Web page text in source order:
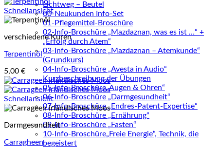
Lichtweg – Beutel
00-Neukunden Info-Set
01-Pflegemittel-Broschüre
02-Info-Broschüre „Mazdaznan, was es ist …“ +
„Erfolg durch Atem“
03-Info-Broschüre „Mazdaznan – Atemkunde“
(Grundkurs)
04-Info-Broschüre „Avesta in Audio“
Kurzbeschreibung der Übungen
05-Info-Broschüre„Augen & Ohren“
06-Info-Broschüre „Darmgesundheit“
07-Info-Broschüre „Endres-Patent-Expertise“
08-Info-Broschüre „Ernährung“
09-Info-Broschüre „Fasten“
10-Info-Broschüre„Freie Energie“, Technik, die
begeistert
Schnellansicht
verschiedene Kuren
Terpentinöl
5,00 €
Schnellansicht
Darmgesundheit
Carragheen